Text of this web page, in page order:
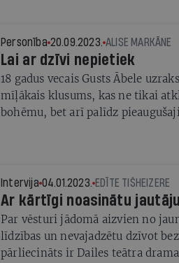
Personība 20.09.2023. ALISE MARKĀNE
Lai ar dzīvi nepietiek
18 gadus vecais Gusts Ābele
mīļākais klusums, kas ne tikai
bohēmu, bet arī palīdz
Intervija 04.01.2023. EDĪTE TIŠHEIZERE
Ar kārtīgi noasinātu
Par vēsturi jādomā aizvien no
līdzības un nevajadzētu dzīvot
pārliecināts ir Dailes teātra